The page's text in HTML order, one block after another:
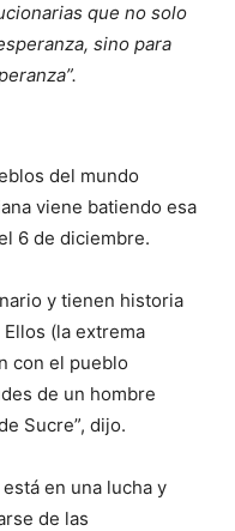
que no solo
sino para
del mundo
viene batiendo esa
6 de diciembre.
y tienen historia
(la extrema
con el pueblo
de un hombre
Sucre”, dijo.
en una lucha y
de las